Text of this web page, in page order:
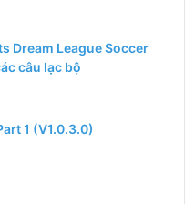
Dream League Soccer
câu lạc bộ
1 (V1.0.3.0)